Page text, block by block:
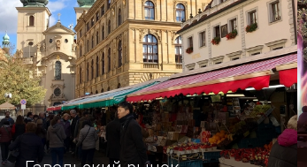
принадлежащий ордену
премонстрантов